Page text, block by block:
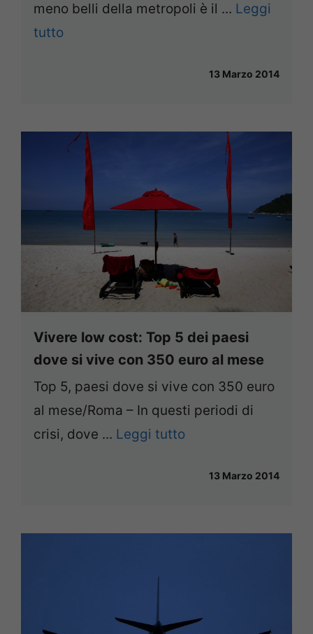
meno belli della metropoli è il ... Leggi
tutto
13 Marzo 2014
Vivere low cost: Top 5 dei paesi
dove si vive con 350 euro al mese
Top 5, paesi dove si vive con 350 euro
al mese/Roma – In questi periodi di
crisi, dove ... Leggi tutto
13 Marzo 2014